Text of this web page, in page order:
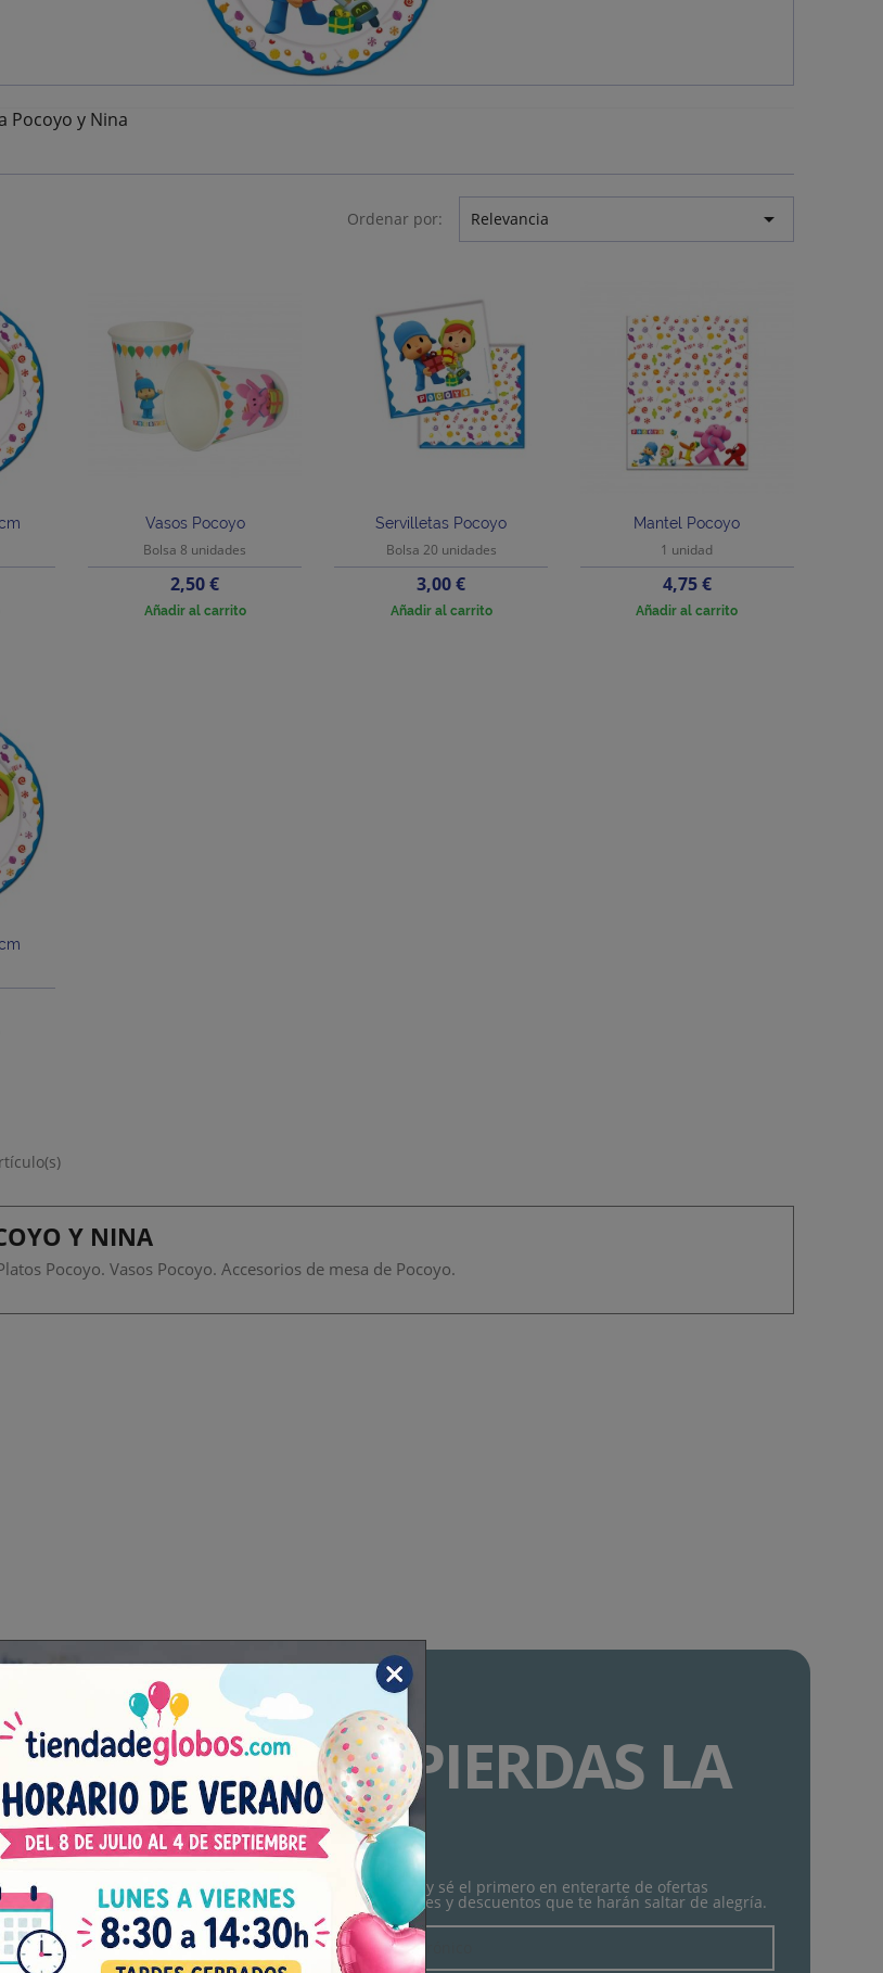
Pocoyo y Nina
Ordenar por: Relevancia 
Vasos Pocoyo
Bolsa 8 unidades
Precio
2,50 €
Añadir al carrito
Servilletas Pocoyo
Bolsa 20 unidades
Precio
3,00 €
Añadir al carrito
Mantel Pocoyo
1 unidad
Precio
4,75 €
Añadir al carrito
Y NINA
Pocoyo. Vasos Pocoyo. Accesorios de mesa de Pocoyo.
¡NO TE PIERDAS LA
FIESTA!
Subscríbete a nuestro boletín y sé el primero en enterarte de ofertas
explosivas, novedades brillantes y descuentos que te harán saltar de alegría.